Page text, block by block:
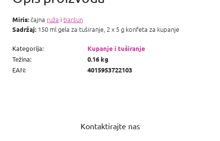
Miris:čajna ruža i baršun
Sadržaj: 150 ml gela za tuširanje, 2 x 5 g konfeta za kupanje
Kategorija:
Kupanje i tuširanje
Težina:
0.16 kg
EAN: 4015953722103
Kontaktirajte nas